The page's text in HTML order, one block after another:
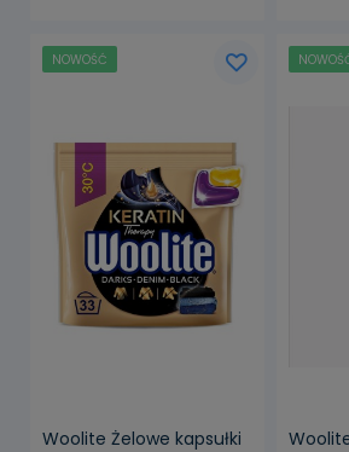
Woolite Żelowe kapsułki
NOWOŚĆ